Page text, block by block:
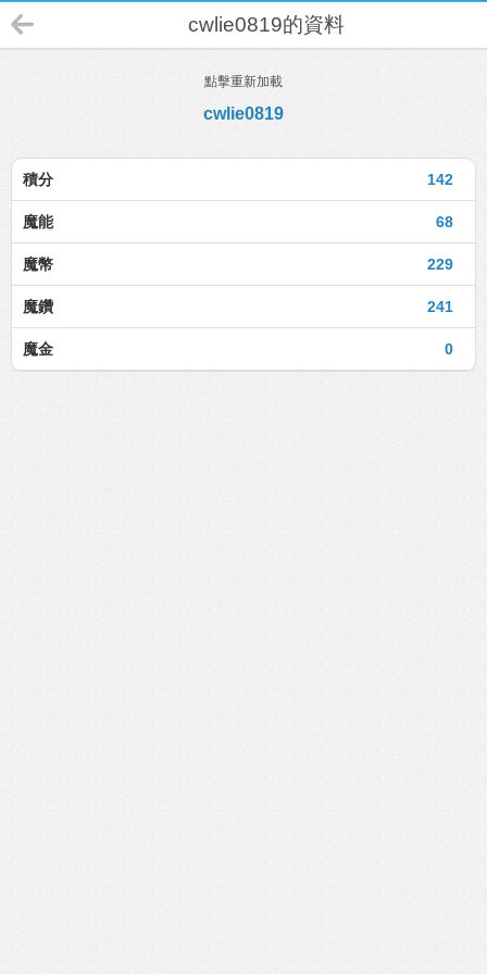
cwlie0819的資料
點擊重新加載
cwlie0819
142
積分
68
魔能
229
魔幣
241
魔鑽
0
魔金